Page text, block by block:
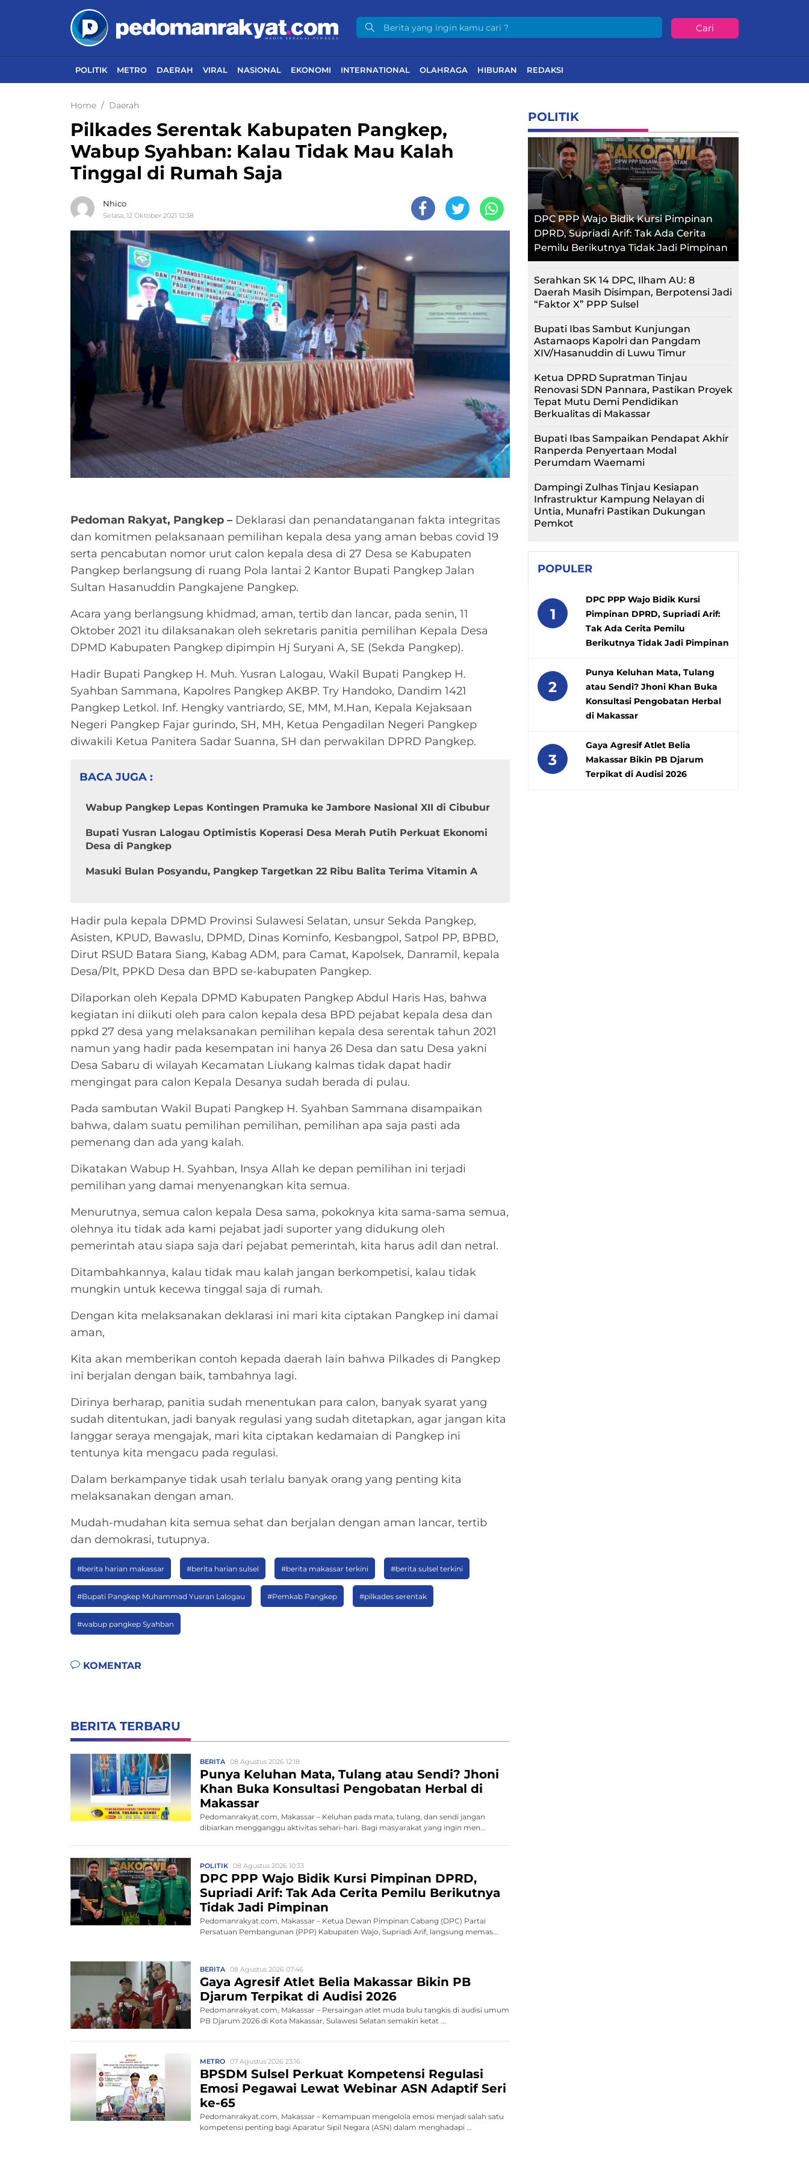
Cari
POLITIK METRO DAERAH VIRAL NASIONAL EKONOMI INTERNATIONAL OLAHRAGA HIBURAN REDAKSI
Home Daerah
Pilkades Serentak Kabupaten Pangkep,
Wabup Syahban: Kalau Tidak Mau Kalah
Tinggal di Rumah Saja
Nhico
Selasa, 12 Oktober 2021 12:38
Pedoman Rakyat, Pangkep – Deklarasi dan penandatanganan fakta integritas
dan komitmen pelaksanaan pemilihan kepala desa yang aman bebas covid 19
serta pencabutan nomor urut calon kepala desa di 27 Desa se Kabupaten
Pangkep berlangsung di ruang Pola lantai 2 Kantor Bupati Pangkep Jalan
Sultan Hasanuddin Pangkajene Pangkep.
Acara yang berlangsung khidmad, aman, tertib dan lancar, pada senin, 11
Oktober 2021 itu dilaksanakan oleh sekretaris panitia pemilihan Kepala Desa
DPMD Kabupaten Pangkep dipimpin Hj Suryani A, SE (Sekda Pangkep).
Hadir Bupati Pangkep H. Muh. Yusran Lalogau, Wakil Bupati Pangkep H.
Syahban Sammana, Kapolres Pangkep AKBP. Try Handoko, Dandim 1421
Pangkep Letkol. Inf. Hengky vantriardo, SE, MM, M.Han, Kepala Kejaksaan
Negeri Pangkep Fajar gurindo, SH, MH, Ketua Pengadilan Negeri Pangkep
diwakili Ketua Panitera Sadar Suanna, SH dan perwakilan DPRD Pangkep.
BACA JUGA :
Wabup Pangkep Lepas Kontingen Pramuka ke Jambore Nasional XII di Cibubur
Bupati Yusran Lalogau Optimistis Koperasi Desa Merah Putih Perkuat Ekonomi
Desa di Pangkep
Masuki Bulan Posyandu, Pangkep Targetkan 22 Ribu Balita Terima Vitamin A
Hadir pula kepala DPMD Provinsi Sulawesi Selatan, unsur Sekda Pangkep,
Asisten, KPUD, Bawaslu, DPMD, Dinas Kominfo, Kesbangpol, Satpol PP, BPBD,
Dirut RSUD Batara Siang, Kabag ADM, para Camat, Kapolsek, Danramil, kepala
Desa/Plt, PPKD Desa dan BPD se-kabupaten Pangkep.
Dilaporkan oleh Kepala DPMD Kabupaten Pangkep Abdul Haris Has, bahwa
kegiatan ini diikuti oleh para calon kepala desa BPD pejabat kepala desa dan
ppkd 27 desa yang melaksanakan pemilihan kepala desa serentak tahun 2021
namun yang hadir pada kesempatan ini hanya 26 Desa dan satu Desa yakni
Desa Sabaru di wilayah Kecamatan Liukang kalmas tidak dapat hadir
mengingat para calon Kepala Desanya sudah berada di pulau.
Pada sambutan Wakil Bupati Pangkep H. Syahban Sammana disampaikan
bahwa, dalam suatu pemilihan pemilihan, pemilihan apa saja pasti ada
pemenang dan ada yang kalah.
Dikatakan Wabup H. Syahban, Insya Allah ke depan pemilihan ini terjadi
pemilihan yang damai menyenangkan kita semua.
Menurutnya, semua calon kepala Desa sama, pokoknya kita sama-sama semua,
olehnya itu tidak ada kami pejabat jadi suporter yang didukung oleh
pemerintah atau siapa saja dari pejabat pemerintah, kita harus adil dan netral.
Ditambahkannya, kalau tidak mau kalah jangan berkompetisi, kalau tidak
mungkin untuk kecewa tinggal saja di rumah.
Dengan kita melaksanakan deklarasi ini mari kita ciptakan Pangkep ini damai
aman,
Kita akan memberikan contoh kepada daerah lain bahwa Pilkades di Pangkep
ini berjalan dengan baik, tambahnya lagi.
Dirinya berharap, panitia sudah menentukan para calon, banyak syarat yang
sudah ditentukan, jadi banyak regulasi yang sudah ditetapkan, agar jangan kita
langgar seraya mengajak, mari kita ciptakan kedamaian di Pangkep ini
tentunya kita mengacu pada regulasi.
Dalam berkampanye tidak usah terlalu banyak orang yang penting kita
melaksanakan dengan aman.
Mudah-mudahan kita semua sehat dan berjalan dengan aman lancar, tertib
dan demokrasi, tutupnya.
#berita harian makassar #berita harian sulsel #berita makassar terkini #berita sulsel terkini
#Bupati Pangkep Muhammad Yusran Lalogau #Pemkab Pangkep #pilkades serentak
#wabup pangkep Syahban
KOMENTAR
BERITA TERBARU
BERITA 08 Agustus 2026 12:18
Punya Keluhan Mata, Tulang atau Sendi? Jhoni
Khan Buka Konsultasi Pengobatan Herbal di
Makassar
Pedomanrakyat.com, Makassar – Keluhan pada mata, tulang, dan sendi jangan
dibiarkan mengganggu aktivitas sehari-hari. Bagi masyarakat yang ingin men...
POLITIK 08 Agustus 2026 10:33
DPC PPP Wajo Bidik Kursi Pimpinan DPRD,
Supriadi Arif: Tak Ada Cerita Pemilu Berikutnya
Tidak Jadi Pimpinan
Pedomanrakyat.com, Makassar – Ketua Dewan Pimpinan Cabang (DPC) Partai
Persatuan Pembangunan (PPP) Kabupaten Wajo, Supriadi Arif, langsung memas...
BERITA 08 Agustus 2026 07:46
Gaya Agresif Atlet Belia Makassar Bikin PB
Djarum Terpikat di Audisi 2026
Pedomanrakyat.com, Makassar – Persaingan atlet muda bulu tangkis di audisi umum
PB Djarum 2026 di Kota Makassar, Sulawesi Selatan semakin ketat ...
METRO 07 Agustus 2026 23:16
BPSDM Sulsel Perkuat Kompetensi Regulasi
Emosi Pegawai Lewat Webinar ASN Adaptif Seri
ke-65
Pedomanrakyat.com, Makassar – Kemampuan mengelola emosi menjadi salah satu
kompetensi penting bagi Aparatur Sipil Negara (ASN) dalam menghadapi ...
POLITIK
DPC PPP Wajo Bidik Kursi Pimpinan
DPRD, Supriadi Arif: Tak Ada Cerita
Pemilu Berikutnya Tidak Jadi Pimpinan
Serahkan SK 14 DPC, Ilham AU: 8
Daerah Masih Disimpan, Berpotensi Jadi
“Faktor X” PPP Sulsel
Bupati Ibas Sambut Kunjungan
Astamaops Kapolri dan Pangdam
XIV/Hasanuddin di Luwu Timur
Ketua DPRD Supratman Tinjau
Renovasi SDN Pannara, Pastikan Proyek
Tepat Mutu Demi Pendidikan
Berkualitas di Makassar
Bupati Ibas Sampaikan Pendapat Akhir
Ranperda Penyertaan Modal
Perumdam Waemami
Dampingi Zulhas Tinjau Kesiapan
Infrastruktur Kampung Nelayan di
Untia, Munafri Pastikan Dukungan
Pemkot
POPULER
1
DPC PPP Wajo Bidik Kursi
Pimpinan DPRD, Supriadi Arif:
Tak Ada Cerita Pemilu
Berikutnya Tidak Jadi Pimpinan
2
Punya Keluhan Mata, Tulang
atau Sendi? Jhoni Khan Buka
Konsultasi Pengobatan Herbal
di Makassar
3
Gaya Agresif Atlet Belia
Makassar Bikin PB Djarum
Terpikat di Audisi 2026